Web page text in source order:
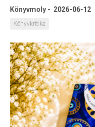
Olvasó sarok
Könyveim
Rólam
Könyvmoly - 2026-06-12
Könyvkritika